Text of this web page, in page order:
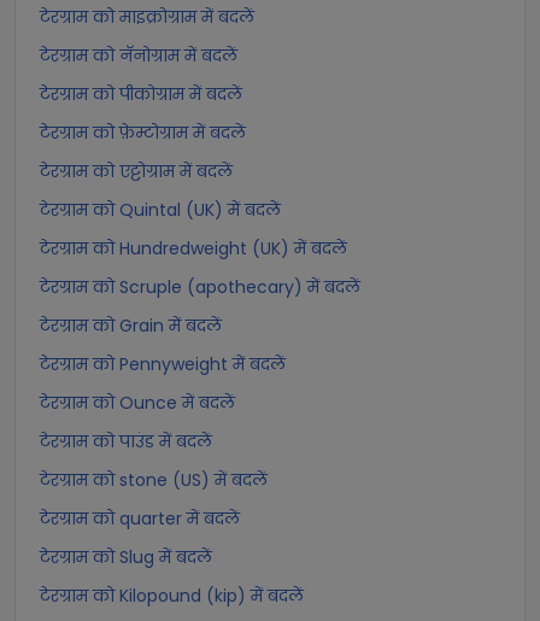
टेरग्राम को माइक्रोग्राम में बदलें
टेरग्राम को नॅनोग्राम में बदलें
टेरग्राम को पीकोग्राम में बदलें
टेरग्राम को फ़ेम्टोग्राम में बदलें
टेरग्राम को एट्टोग्राम में बदलें
टेरग्राम को Quintal (UK) में बदलें
टेरग्राम को Hundredweight (UK) में बदलें
टेरग्राम को Scruple (apothecary) में बदलें
टेरग्राम को Grain में बदलें
टेरग्राम को Pennyweight में बदलें
टेरग्राम को Ounce में बदलें
टेरग्राम को पाउंड में बदलें
टेरग्राम को stone (US) में बदलें
टेरग्राम को quarter में बदलें
टेरग्राम को Slug में बदलें
टेरग्राम को Kilopound (kip) में बदलें